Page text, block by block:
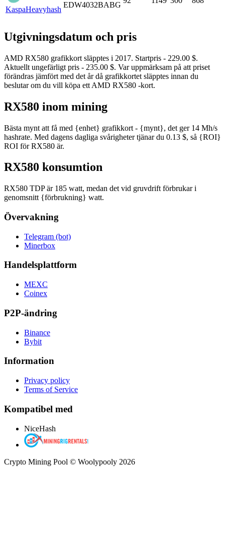
KaspaHeavyhash
EDW4032BABG
Utgivningsdatum och pris
AMD RX580 grafikkort släpptes i 2017. Startpris - 229.00 $.
Aktuellt ungefärligt pris - 235.00 $. Var uppmärksam på att priset
förändras jämfört med det år då grafikkortet släpptes innan du
beslutar om du vill köpa ett AMD RX580 -kort.
RX580 inom mining
Bästa mynt att få med {enhet} grafikkort - {mynt}, det ger 14 Mh/s
hashrate. Med dagens dagliga svårigheter tjänar du 0.13 $, så {ROI}
ROI för RX580 är.
RX580 konsumtion
RX580 TDP är 185 watt, medan det vid gruvdrift förbrukar i
genomsnitt {förbrukning} watt.
Övervakning
Telegram (bot)
Minerbox
Handelsplattform
MEXC
Coinex
P2P-ändring
Binance
Bybit
Information
Privacy policy
Terms of Service
Kompatibel med
NiceHash
Crypto Mining Pool © Woolypooly 2026